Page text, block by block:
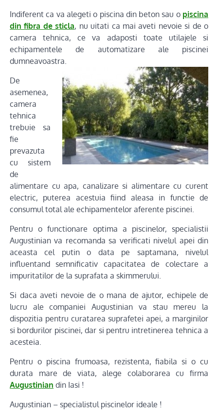
Indiferent ca va alegeti o piscina din beton sau o piscina
din fibra de sticla, nu uitati ca mai aveti nevoie si de o
camera tehnica, ce va adaposti toate utilajele si
echipamentele de automatizare ale piscinei
dumneavoastra.
De
asemenea,
camera
tehnica
trebuie sa
fie
prevazuta
cu sistem
de
alimentare cu apa, canalizare si alimentare cu curent
electric, puterea acestuia fiind aleasa in functie de
consumul total ale echipamentelor aferente piscinei.
Pentru o functionare optima a piscinelor, specialistii
Augustinian va recomanda sa verificati nivelul apei din
aceasta cel putin o data pe saptamana, nivelul
influentand semnificativ capacitatea de colectare a
impuritatilor de la suprafata a skimmerului.
Si daca aveti nevoie de o mana de ajutor, echipele de
lucru ale companiei Augustinian va stau mereu la
dispozitia pentru curatarea suprafetei apei, a marginilor
si bordurilor piscinei, dar si pentru intretinerea tehnica a
acesteia.
Pentru o piscina frumoasa, rezistenta, fiabila si o cu
durata mare de viata, alege colaborarea cu firma
Augustinian din Iasi !
Augustinian – specialistul piscinelor ideale !